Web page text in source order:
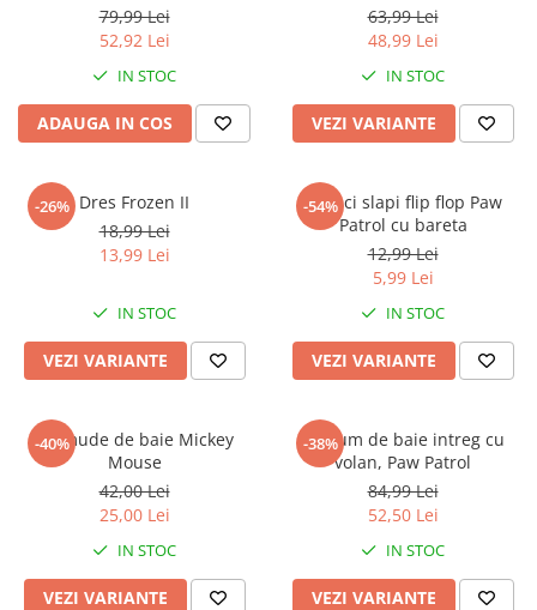
79,99 Lei
52,92 Lei
IN STOC
ADAUGA IN COS
63,99 Lei
48,99 Lei
IN STOC
VEZI VARIANTE
-26% Dres Frozen II
18,99 Lei
13,99 Lei
IN STOC
VEZI VARIANTE
-54%
Papuci slapi flip flop Paw
Patrol cu bareta
12,99 Lei
5,99 Lei
IN STOC
VEZI VARIANTE
-40%
Bermude de baie Mickey
Mouse
42,00 Lei
25,00 Lei
IN STOC
VEZI VARIANTE
-38%
Costum de baie intreg cu
volan, Paw Patrol
84,99 Lei
52,50 Lei
IN STOC
VEZI VARIANTE